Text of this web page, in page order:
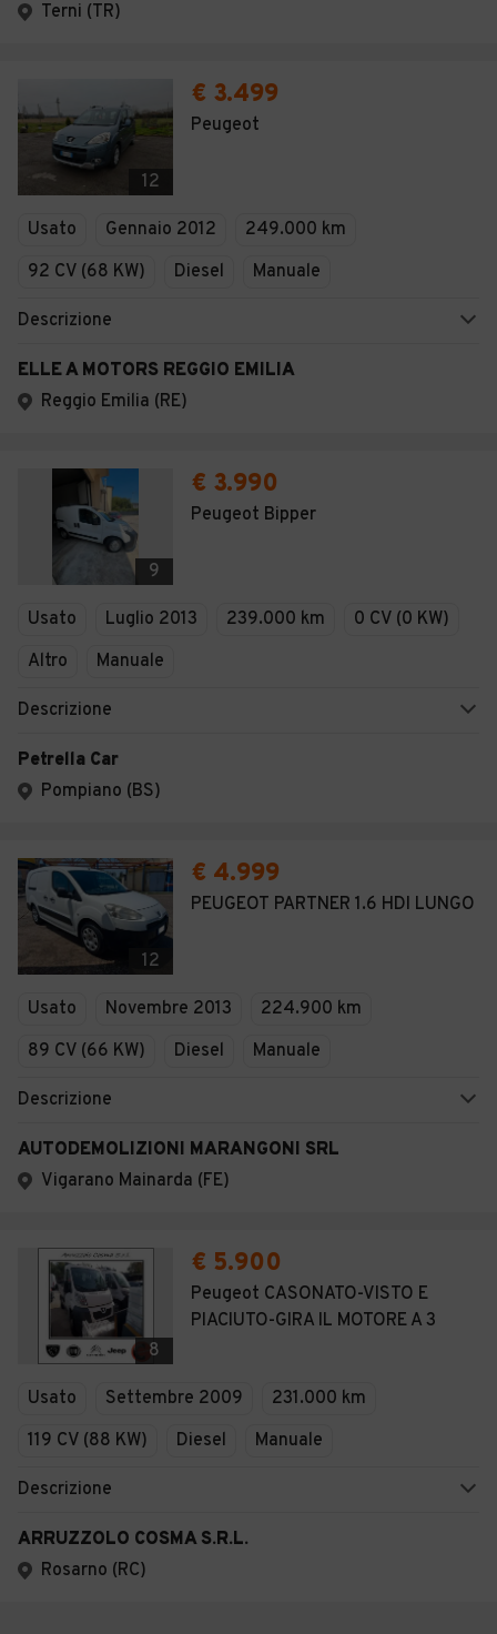
Terni (TR)
12
€ 3.499
Peugeot
Usato Gennaio 2012
249.000 km
92 CV (68 KW)
Diesel Manuale
Descrizione
ELLE A MOTORS REGGIO EMILIA
Reggio Emilia (RE)
9
€ 3.990
Peugeot Bipper
Usato Luglio 2013 239.000 km
0 CV (0 KW)
Altro
Manuale
Descrizione
Petrella Car
Pompiano (BS)
12
€ 4.999
PEUGEOT PARTNER 1.6 HDI LUNGO
Usato Novembre 2013
224.900 km
89 CV (66 KW)
Diesel Manuale
Descrizione
AUTODEMOLIZIONI MARANGONI SRL
Vigarano Mainarda (FE)
8
€ 5.900
Peugeot CASONATO-VISTO E
PIACIUTO-GIRA IL MOTORE A 3
Usato Settembre 2009
231.000 km
119 CV (88 KW)
Diesel Manuale
Descrizione
ARRUZZOLO COSMA S.R.L.
Rosarno (RC)